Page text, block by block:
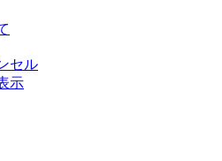
セル
示